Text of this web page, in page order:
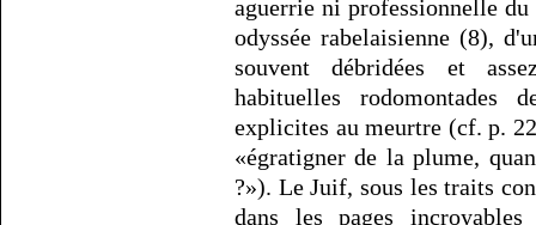
aguerrie ni professionnelle
odyssée rabelaisienne (8),
souvent débridées et
habituelles
explicites au meurtre (cf. p.
«égratigner de la plume,
?»). Le Juif, sous les traits
dans les pages